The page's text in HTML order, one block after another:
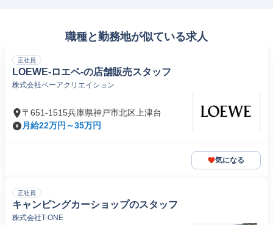
職種と勤務地が似ている求人
正社員
LOEWE-ロエベ-の店舗販売スタッフ
株式会社ベーアクリエイション
〒651-1515兵庫県神戸市北区上津台
月給22万円～35万円
気になる
正社員
キャンピングカーショップのスタッフ
株式会社T-ONE